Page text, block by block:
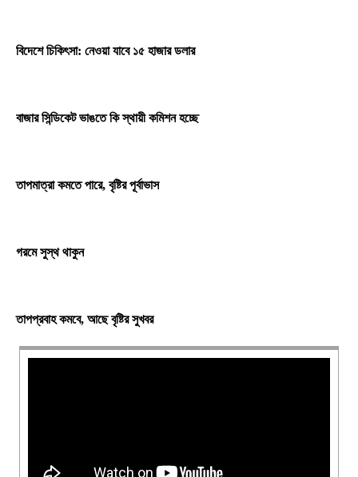
বিদেশে চিকিৎসা: নেওয়া যাবে ১৫ হাজার ডলার
বাজার সিন্ডিকেট ভাঙতে কি স্থায়ী কমিশন হচ্ছে
তাপমাত্রা কমতে পারে, বৃষ্টির পূর্বাভাস
গরমে সুস্থ থাকুন
তাপপ্রবাহ কমবে, আছে বৃষ্টির সুখবর